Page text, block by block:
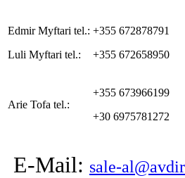
Edmir Myftari tel.:
Luli Myftari tel.:
+355 672878791
+355 672658950
Arie Tofa tel.:
+355 673966199
+30 6975781272
E-Mail: sale-